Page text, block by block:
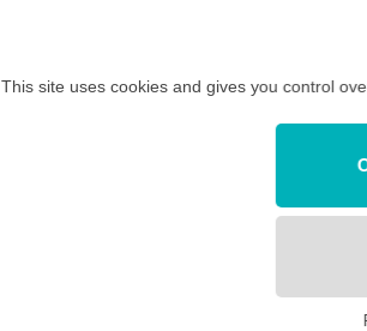
This site uses cookies and gives you control